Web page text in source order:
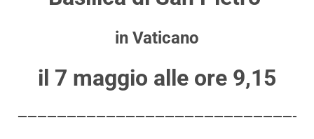
in Vaticano
il 7 maggio alle ore 9,15